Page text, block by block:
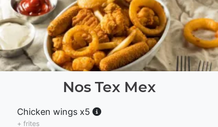
Nos Tex Mex
Chicken wings x5
+ frites